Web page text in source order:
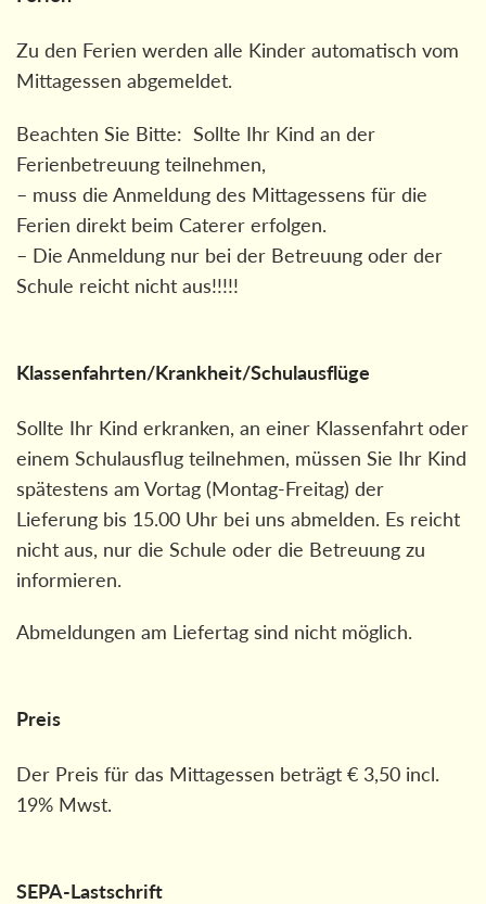
Zu den Ferien werden alle Kinder automatisch vom
Mittagessen abgemeldet.
Beachten Sie Bitte: Sollte Ihr Kind an der
Ferienbetreuung teilnehmen,
– muss die Anmeldung des Mittagessens für die
Ferien direkt beim Caterer erfolgen.
– Die Anmeldung nur bei der Betreuung oder der
Schule reicht nicht aus!!!!!
Klassenfahrten/Krankheit/Schulausflüge
Sollte Ihr Kind erkranken, an einer Klassenfahrt oder
einem Schulausflug teilnehmen, müssen Sie Ihr Kind
spätestens am Vortag (Montag-Freitag) der
Lieferung bis 15.00 Uhr bei uns abmelden. Es reicht
nicht aus, nur die Schule oder die Betreuung zu
informieren.
Abmeldungen am Liefertag sind nicht möglich.
Preis
Der Preis für das Mittagessen beträgt € 3,50 incl.
19% Mwst.
SEPA-Lastschrift